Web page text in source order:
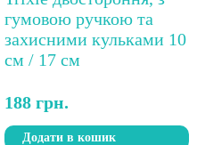
188 грн.
Додати в кошик